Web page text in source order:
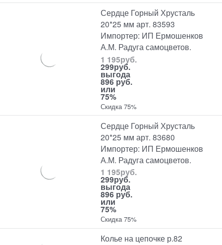
Сердце Горный Хрусталь
20*25 мм арт. 83593
Импортер: ИП Ермошенков
А.М. Радуга самоцветов.
1 195руб.
299руб.
выгода
896 руб.
или
75%
Скидка 75%
Сердце Горный Хрусталь
20*25 мм арт. 83680
Импортер: ИП Ермошенков
А.М. Радуга самоцветов.
1 195руб.
299руб.
выгода
896 руб.
или
75%
Скидка 75%
Колье на цепочке р.82